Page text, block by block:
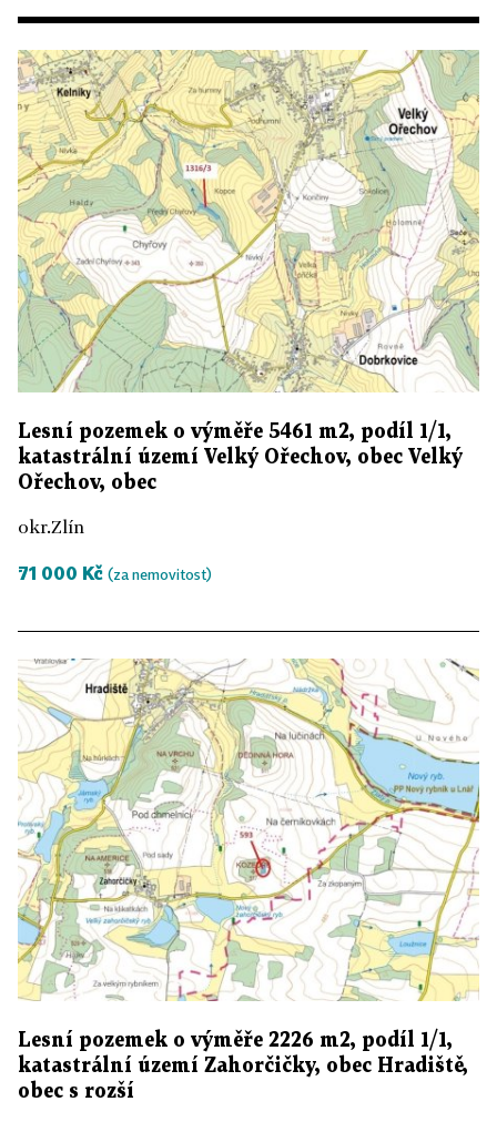
Lesní pozemek o výměře 5461 m2, podíl 1/1,
katastrální území Velký Ořechov, obec Velký
Ořechov, obec
okr.Zlín
71 000 Kč (za nemovitost)
Lesní pozemek o výměře 2226 m2, podíl 1/1,
katastrální území Zahorčičky, obec Hradiště,
obec s rozší